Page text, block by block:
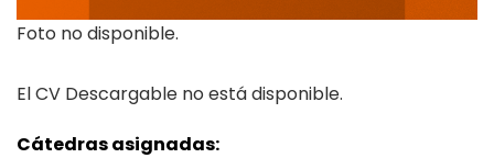
Foto no disponible.
El CV Descargable no está disponible.
Cátedras asignadas: